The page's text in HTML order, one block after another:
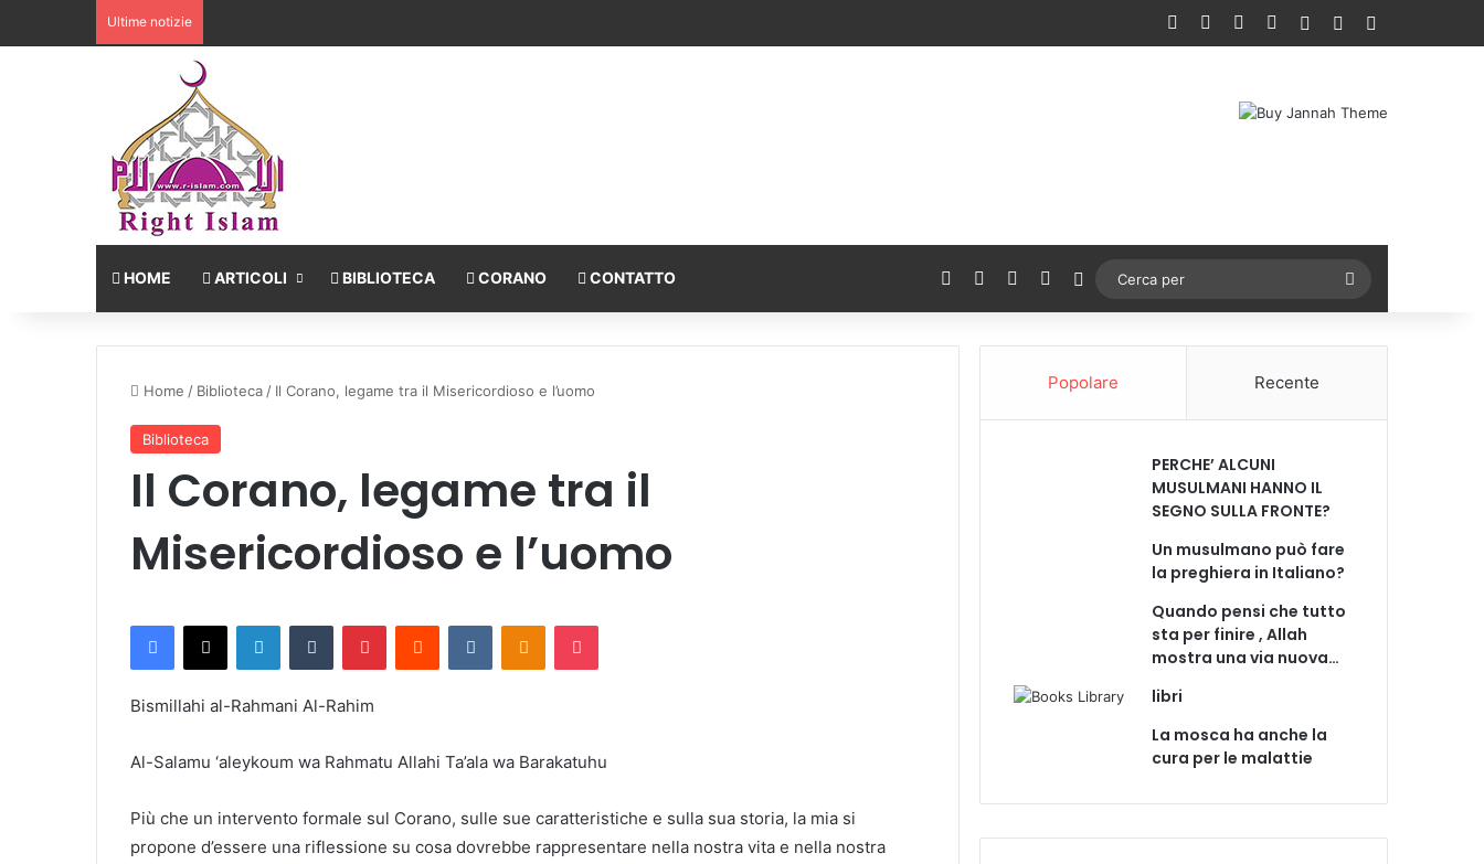
Ultime notizie Facebook You TubeInstagram
AccediUn articolo a
HOME ARTICOLI BIBLIOTECA CORANO CONTATTO Facebook You TubeInstagram
Cambia aspetto
per
Home / Biblioteca / Il Corano, legame tra il Misericordioso e l’uomo
Biblioteca
Il Corano, legame tra il
Misericordioso e l’uomo
Bismillahi al-Rahmani Al-Rahim
Al-Salamu ‘aleykoum wa Rahmatu Allahi Ta’ala wa Barakatuhu
Più che un intervento formale sul Corano, sulle sue caratteristiche e sulla sua storia, la mia si
propone d’essere una riflessione su cosa dovrebbe rappresentare nella nostra vita e nella nostra
Popolare Recente
PERCHE’ ALCUNI
MUSULMANI HANNO IL
SEGNO SULLA FRONTE?
Un musulmano può fare
la preghiera in Italiano?
Quando pensi che tutto
sta per finire , Allah
mostra una via nuova…
libri
La mosca ha anche la
cura per le malattie